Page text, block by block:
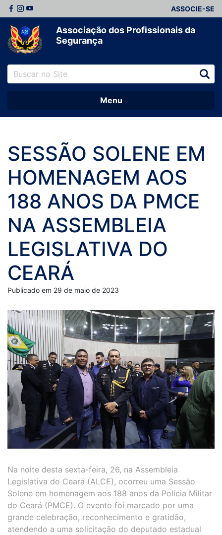
ASSOCIE-SE
Associação dos Profissionais da
Segurança
Menu
SESSÃO SOLENE EM
HOMENAGEM AOS
188 ANOS DA PMCE
NA ASSEMBLEIA
LEGISLATIVA DO
CEARÁ
Publicado em 29 de maio de 2023
Na noite desta sexta-feira, 26, na Assembleia
Legislativa do Ceará (ALCE), ocorreu uma Sessão
Solene em homenagem aos 188 anos da Polícia Militar
do Ceará (PMCE). O evento foi marcado por uma
grande celebração, reconhecimento e gratidão,
atendendo a uma solicitação do deputado estadual